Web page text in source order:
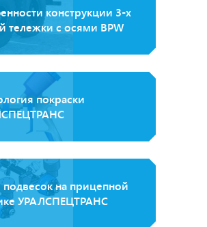
конструкции 3-х
тележки с осями BPW
покраски
на прицепной
УРАЛСПЕЦТРАНС